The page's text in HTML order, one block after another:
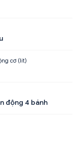
cơ (lít)
động 4 bánh